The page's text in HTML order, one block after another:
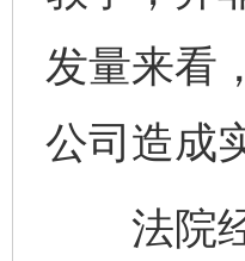
发量来看
公司造成
法院经